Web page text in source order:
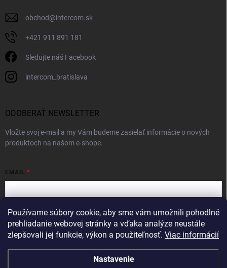
Používame súbory cookie, aby sme vám umožnili pohodlné
prehliadanie webovej stránky a vďaka analýze neustále
zlepšovali jej funkcie, výkon a použiteľnosť. Viac informácií
Nastavenie
obchod@intercom.sk
+421 911 891 181
Sledujte náš Facebook
intercom_bratislava
ODOBERAŤ NEWSLETTER
Vložte svoj e-mail a my Vám budeme zasielať informácie o nových
produktoch na našom e-shope.
EMAIL
Vložením e-mailu súhlasíte spodmienkami ochrany osobných údajov
Prihlásiť sa